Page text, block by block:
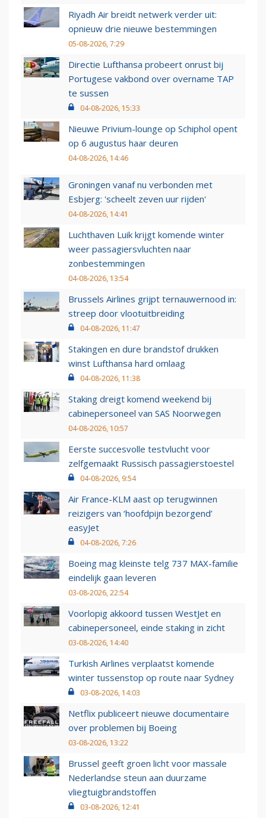
Riyadh Air breidt netwerk verder uit:
opnieuw drie nieuwe bestemmingen
05-08-2026, 7:29
Directie Lufthansa probeert onrust bij
Portugese vakbond over overname TAP
te sussen
04-08-2026, 15:33
Nieuwe Privium-lounge op Schiphol opent
op 6 augustus haar deuren
04-08-2026, 14:46
Groningen vanaf nu verbonden met
Esbjerg: 'scheelt zeven uur rijden'
04-08-2026, 14:41
Luchthaven Luik krijgt komende winter
weer passagiersvluchten naar
zonbestemmingen
04-08-2026, 13:54
Brussels Airlines grijpt ternauwernood in:
streep door vlootuitbreiding
04-08-2026, 11:47
Stakingen en dure brandstof drukken
winst Lufthansa hard omlaag
04-08-2026, 11:38
Staking dreigt komend weekend bij
cabinepersoneel van SAS Noorwegen
04-08-2026, 10:57
Eerste succesvolle testvlucht voor
zelfgemaakt Russisch passagierstoestel
04-08-2026, 9:54
Air France-KLM aast op terugwinnen
reizigers van ‘hoofdpijn bezorgend’
easyJet
04-08-2026, 7:26
Boeing mag kleinste telg 737 MAX-familie
eindelijk gaan leveren
03-08-2026, 22:54
Voorlopig akkoord tussen WestJet en
cabinepersoneel, einde staking in zicht
03-08-2026, 14:40
Turkish Airlines verplaatst komende
winter tussenstop op route naar Sydney
03-08-2026, 14:03
Netflix publiceert nieuwe documentaire
over problemen bij Boeing
03-08-2026, 13:22
Brussel geeft groen licht voor massale
Nederlandse steun aan duurzame
vliegtuigbrandstoffen
03-08-2026, 12:41